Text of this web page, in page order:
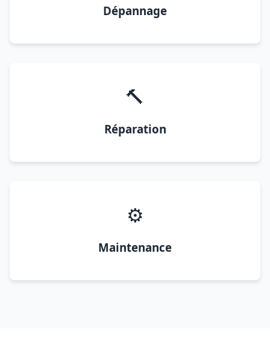
Dépannage
🔨
Réparation
⚙️
Maintenance